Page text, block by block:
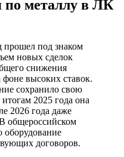
по металлу в ЛК
прошел под знаком
новых сделок
снижения
высоких ставок.
сохранило свою
2025 года она
2026 года даже
общероссийском
оборудование
договоров.